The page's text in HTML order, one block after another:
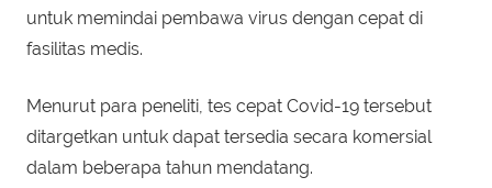
untuk memindai pembawa virus dengan cepat di
fasilitas medis.
Menurut para peneliti, tes cepat Covid-19 tersebut
ditargetkan untuk dapat tersedia secara komersial
dalam beberapa tahun mendatang.